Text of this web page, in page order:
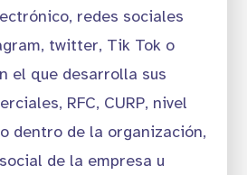
redes sociales
twitter, Tik Tok o
el que desarrolla sus
RFC, CURP, nivel
dentro de la organización,
de la empresa u